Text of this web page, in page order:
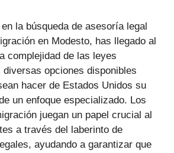
la búsqueda de asesoría legal
en Modesto, has llegado al
complejidad de las leyes
opciones disponibles
hacer de Estados Unidos su
un enfoque especializado. Los
juegan un papel crucial al
a través del laberinto de
ayudando a garantizar que